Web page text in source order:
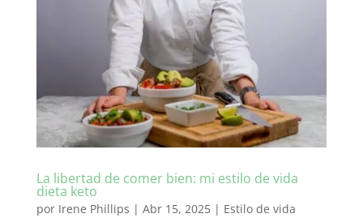
La libertad de comer bien: mi estilo de vida
dieta keto
por Irene Phillips | Abr 15, 2025| Estilo de vida